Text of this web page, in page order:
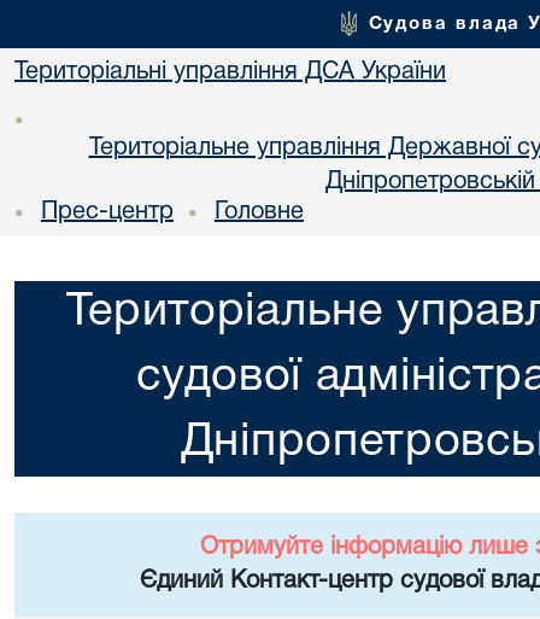
Судова влада
Територіальні управління ДСА України
•
Територіальне управління Державної
• Прес-центр • Головне
Територіальне
судової
Отримуйте інформацію лише
Єдиний Контакт-центр судової